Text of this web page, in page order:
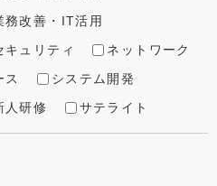
務改善・IT活用
キュリティ
ネットワーク
ス
システム開発
人研修 サテライト